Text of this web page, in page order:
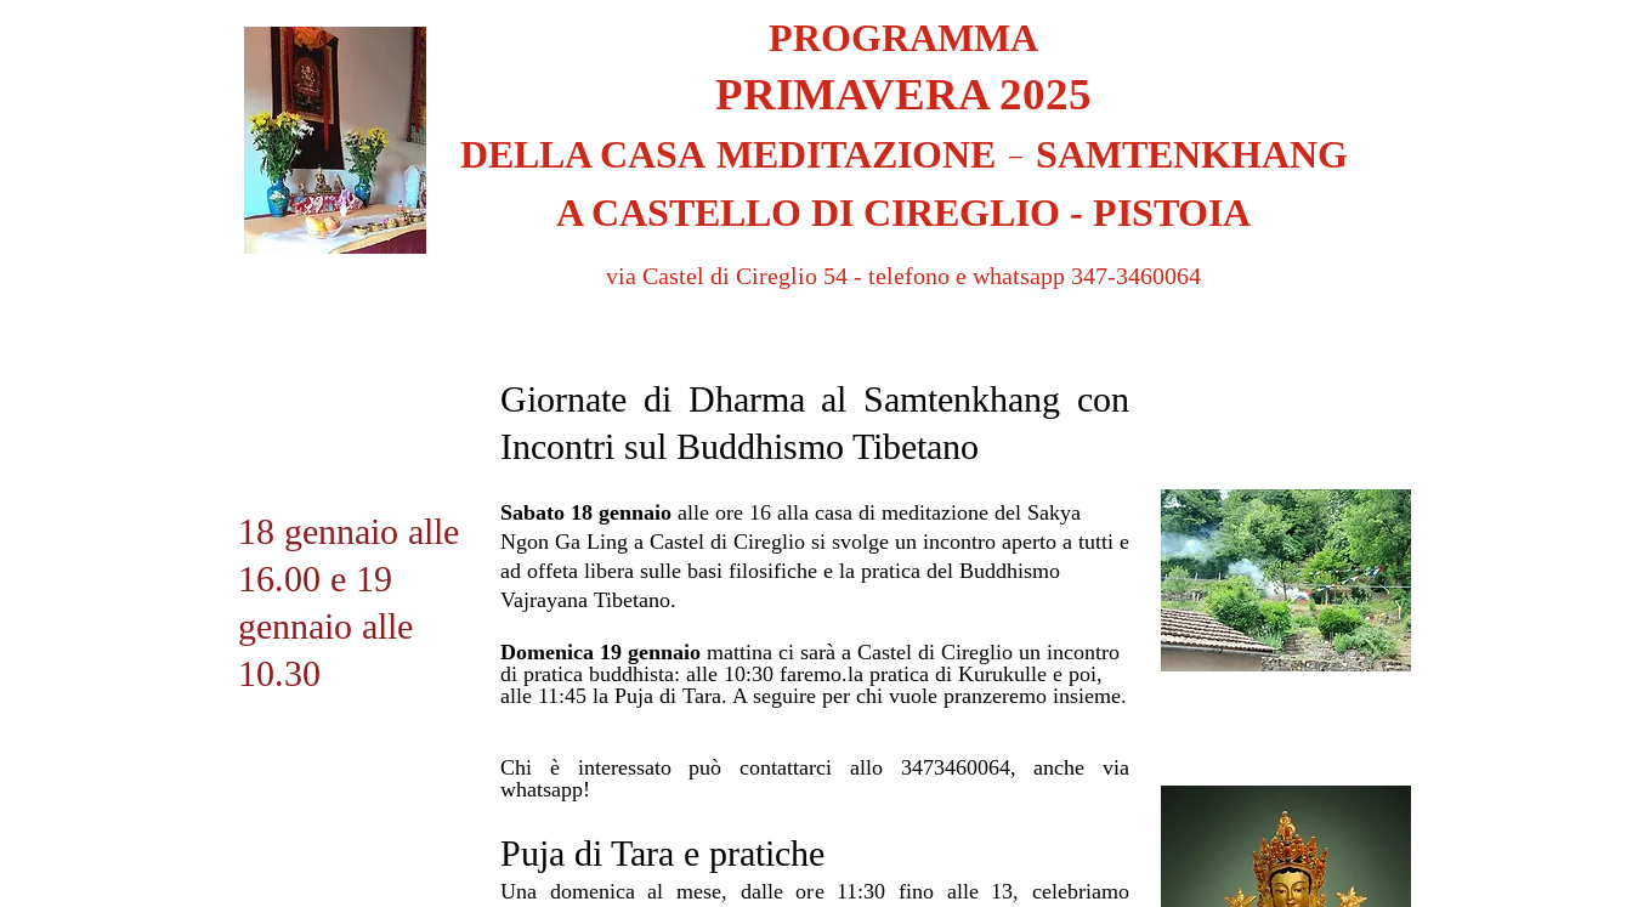
PROGRAMMA
PRIMAVERA 2025
DELLA CASA MEDITAZIONE - SAMTENKHANG
A CASTELLO DI CIREGLIO - PISTOIA
via Castel di Cireglio 54 - telefono e whatsapp 347-3460064
18 gennaio alle
16.00 e 19
gennaio alle
10.30
Giornate di Dharma al Samtenkhang con
Incontri sul Buddhismo Tibetano
Sabato 18 gennaio alle ore 16 alla casa di meditazione del Sakya
Ngon Ga Ling a Castel di Cireglio si svolge un incontro aperto a tutti e
ad offeta libera sulle basi filosifiche e la pratica del Buddhismo
Vajrayana Tibetano.
Domenica 19 gennaio mattina ci sarà a Castel di Cireglio un incontro
di pratica buddhista: alle 10:30 faremo.la pratica di Kurukulle e poi,
alle 11:45 la Puja di Tara. A seguire per chi vuole pranzeremo insieme.
Chi è interessato può contattarci allo 3473460064, anche via
whatsapp!
Puja di Tara e pratiche
Una domenica al mese, dalle ore 11:30 fino alle 13, celebriamo